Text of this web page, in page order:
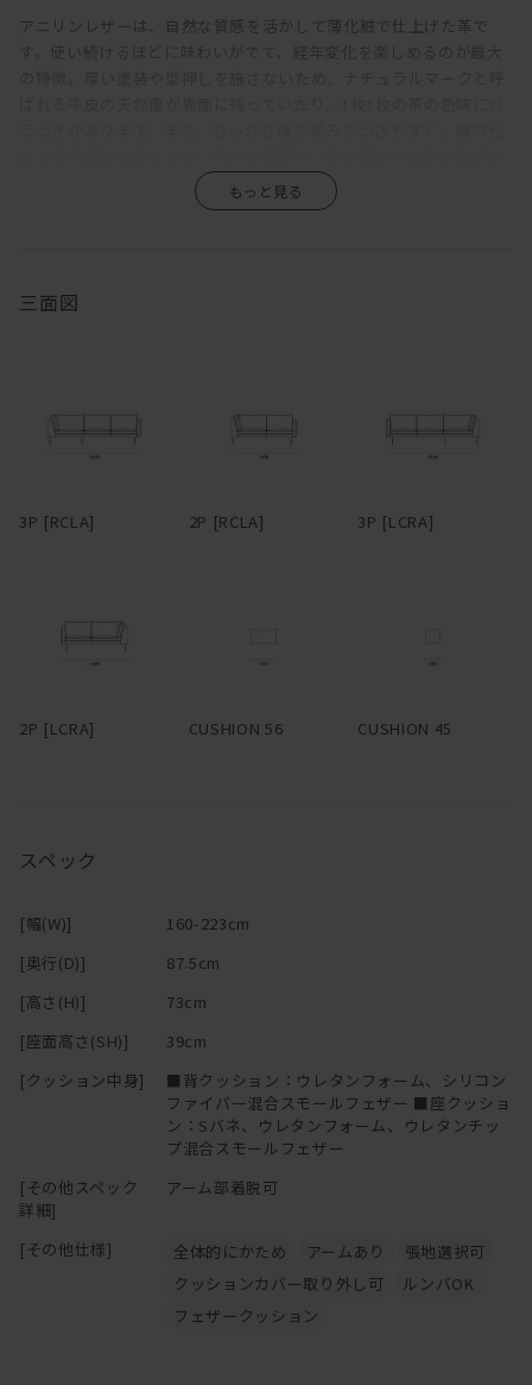
力ある座り心地に。背クッションは、たっぷりのフェザーでウレタ
め座面幅が広く、3Pなら男性でもねころがることが可能。その時
は、背クッションを枕代わりにするといい。また、搬入を考慮して
ている。これによりソファにかかる負荷が分散でき、薄い座フレー
を。脚部に高さがあるので座面下はゆったり広く、掃除がしやすい
イピングとは、2枚の布や革の継ぎ目に別布を挟んでとめる縫製手
他、レザーも選択可能。レザーのパイピングがまわるとシルエット
スペースに合わせて柔軟にレイアウトできるよう、片アームタイ
ァブリックであれば、汚れてしまってもカバーを取り外してドライ
クリーニングに出せる。カバーのみの購入も可能。
―
アニリンレザーは、自然な質感を活かして薄化粧で仕上げた革で
まり変わらず、汚れもつきにくい、というような一般的な革とは全
く違うため、革の素朴な風合い、深みあるエイジングを求める方に
三面図
3P [RCLA] 2P [RCLA] 3P [LCRA]
2P [LCRA] CUSHION 56 CUSHION 45
スペック
[幅(W)]
160-223cm
[奥行(D)]
87.5cm
[高さ(H)]
73cm
[座面高さ(SH)]
39cm
[クッション中身]
■背クッション：ウレタンフォーム、シリコン
ファイバー混合スモールフェザー ■座クッショ
ン：Sバネ、ウレタンフォーム、ウレタンチッ
プ混合スモールフェザー
[その他スペック
詳細]
アーム部着脱可
[その他仕様] 全体的にかため アームあり
張地選択可
クッションカバー取り外し可
ルンバOK
フェザークッション